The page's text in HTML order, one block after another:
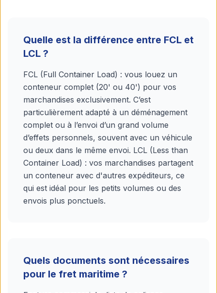
Quelle est la différence entre FCL et
LCL ?
FCL (Full Container Load) : vous louez un
conteneur complet (20' ou 40') pour vos
marchandises exclusivement. C’est
particulièrement adapté à un déménagement
complet ou à l’envoi d’un grand volume
d’effets personnels, souvent avec un véhicule
ou deux dans le même envoi. LCL (Less than
Container Load) : vos marchandises partagent
un conteneur avec d'autres expéditeurs, ce
qui est idéal pour les petits volumes ou des
envois plus ponctuels.
Quels documents sont nécessaires
pour le fret maritime ?